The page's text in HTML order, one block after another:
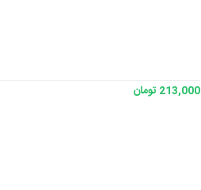
213,000 تومان